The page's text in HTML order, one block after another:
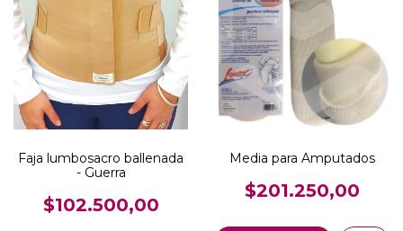
Faja lumbosacro ballenada
- Guerra
$102.500,00
Media para Amputados
$201.250,00